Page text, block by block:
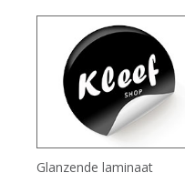
Glanzende laminaat